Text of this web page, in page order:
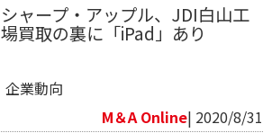
シャープ・アップル、JDI白山工
場買取の裏に「iPad」あり
企業動向
M＆A Online| 2020/8/31